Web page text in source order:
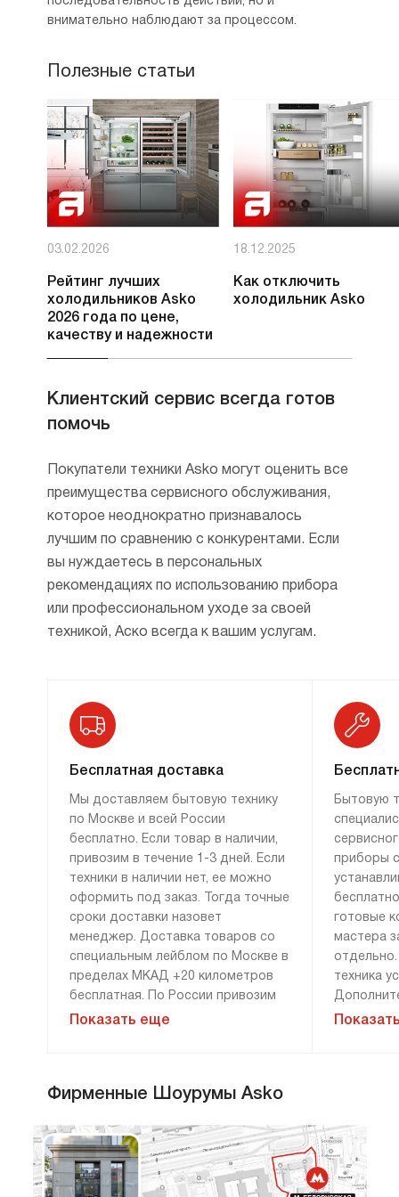
внимательно наблюдают за процессом.
Полезные статьи
03.02.2026
Рейтинг лучших
холодильников Asko
2026 года по цене,
качеству и надежности
18.12.2025
Как отключить
холодильник Asko
Клиентский сервис всегда готов
помочь
Покупатели техники Asko могут оценить все
преимущества сервисного обслуживания,
которое неоднократно признавалось
лучшим по сравнению с конкурентами. Если
вы нуждаетесь в персональных
рекомендациях по использованию прибора
или профессиональном уходе за своей
техникой, Аско всегда к вашим услугам.
Бесплатная доставка
Мы доставляем бытовую технику
по Москве и всей России
бесплатно. Если товар в наличии,
привозим в течение 1-3 дней. Если
техники в наличии нет, ее можно
оформить под заказ. Тогда точные
сроки доставки назовет
менеджер. Доставка товаров со
специальным лейблом по Москве в
пределах МКАД +20 километров
бесплатная. По России привозим
технику бесплатно, если сумма
предоплате. Дополнительные
Мы привозим технику к двери или к
прихожей. Перенос до места
установки оплачивается отдельно.
Показать еще
Бытовую
приборы
готовые
мастера
техника
и
Фирменные Шоурумы Asko